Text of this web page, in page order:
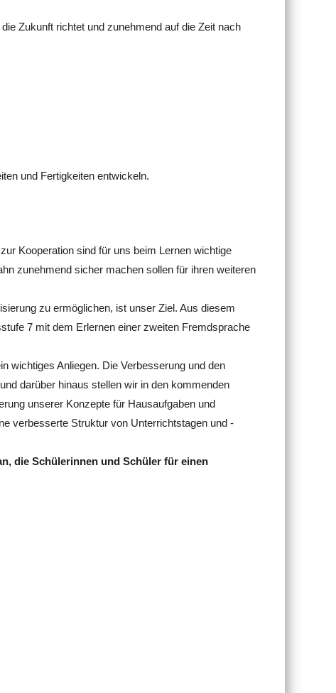
Zukunft richtet und zunehmend auf die Zeit nach
und Fertigkeiten entwickeln.
Kooperation sind für uns beim Lernen wichtige
zunehmend sicher machen sollen für ihren weiteren
zu ermöglichen, ist unser Ziel. Aus diesem
7 mit dem Erlernen einer zweiten Fremdsprache
wichtiges Anliegen. Die Verbesserung und den
darüber hinaus stellen wir in den kommenden
unserer Konzepte für Hausaufgaben und
verbesserte Struktur von Unterrichtstagen und -
die Schülerinnen und Schüler für einen